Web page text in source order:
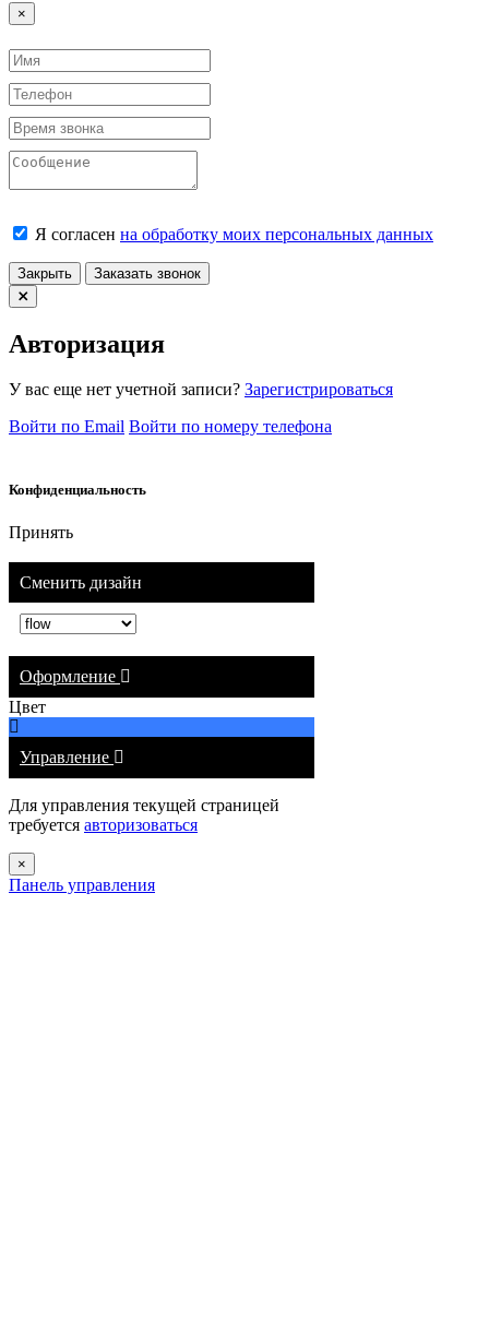
×
Я согласен на обработку моих персональных данных
Закрыть Заказать звонок
Авторизация
У вас еще нет учетной записи? Зарегистрироваться
Войти по Email Войти по номеру телефона
Конфиденциальность
Принять
Сменить дизайн
Оформление
Цвет
Управление
Для управления текущей страницей
требуется авторизоваться
×
Панель управления